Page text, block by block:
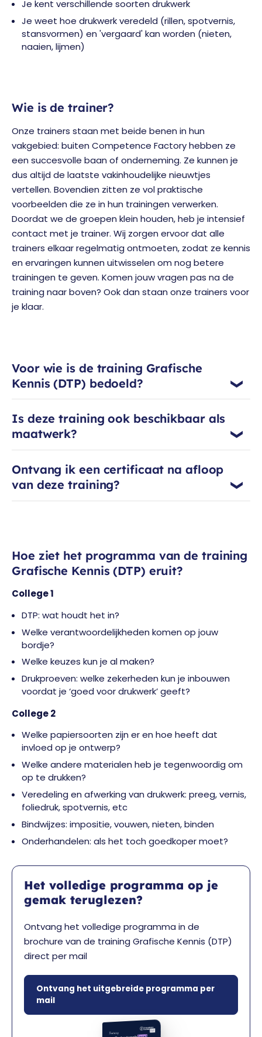
Je kent verschillende soorten drukwerk
Je weet hoe drukwerk veredeld (rillen, spotvernis,
stansvormen) en 'vergaard' kan worden (nieten,
naaien, lijmen)
Wie is de trainer?
Onze trainers staan met beide benen in hun
vakgebied: buiten Competence Factory hebben ze
een succesvolle baan of onderneming. Ze kunnen je
dus altijd de laatste vakinhoudelijke nieuwtjes
vertellen. Bovendien zitten ze vol praktische
voorbeelden die ze in hun trainingen verwerken.
Doordat we de groepen klein houden, heb je intensief
contact met je trainer. Wij zorgen ervoor dat alle
trainers elkaar regelmatig ontmoeten, zodat ze kennis
en ervaringen kunnen uitwisselen om nog betere
trainingen te geven. Komen jouw vragen pas na de
training naar boven? Ook dan staan onze trainers voor
je klaar.
Voor wie is de training Grafische
Kennis (DTP) bedoeld?
Is deze training ook beschikbaar als
maatwerk?
Ontvang ik een certificaat na afloop
van deze training?
Hoe ziet het programma van de training
Grafische Kennis (DTP) eruit?
College 1
DTP: wat houdt het in?
Welke verantwoordelijkheden komen op jouw
bordje?
Welke keuzes kun je al maken?
Drukproeven: welke zekerheden kun je inbouwen
voordat je ‘goed voor drukwerk’ geeft?
College 2
Welke papiersoorten zijn er en hoe heeft dat
invloed op je ontwerp?
Welke andere materialen heb je tegenwoordig om
op te drukken?
Veredeling en afwerking van drukwerk: preeg, vernis,
foliedruk, spotvernis, etc
Bindwijzes: impositie, vouwen, nieten, binden
Onderhandelen: als het toch goedkoper moet?
Het volledige programma op je
gemak teruglezen?
Ontvang het volledige programma in de
brochure van de training Grafische Kennis (DTP)
direct per mail
Ontvang het uitgebreide programma per
mail